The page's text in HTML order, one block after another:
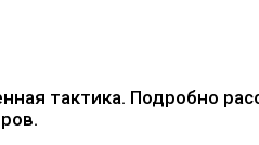
тактика. Подробно